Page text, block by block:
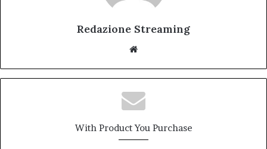
Redazione Streaming
With Product You Purchase